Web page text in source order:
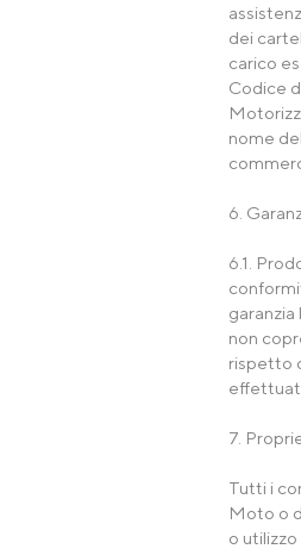
dei
carico
Codice
nome
6.
6.1.
non
rispetto
7.
Tutti i
Moto o
o